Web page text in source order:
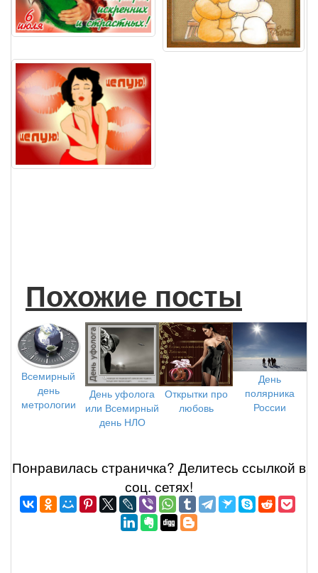
Похожие посты
Всемирный
день
метрологии
День уфолога
или Всемирный
день НЛО
Открытки про
любовь
День
полярника
России
Понравилась страничка? Делитеcь ссылкой в
соц. сетях!